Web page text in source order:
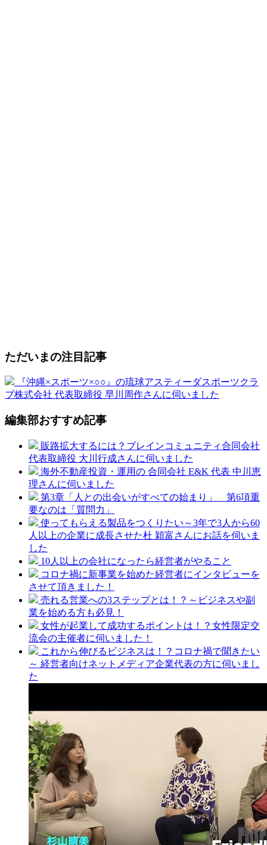
ただいまの注目記事
『沖縄×スポーツ×○○』の琉球アスティーダスポーツクラ
ブ株式会社 代表取締役 早川周作さんに伺いました
編集部おすすめ記事
販路拡大するには？ブレインコミュニティ合同会社
代表取締役 大川行成さんに伺いました
海外不動産投資・運用の 合同会社 E&K 代表 中川恵
理さんに伺いました
第3章「人との出会いがすべての始まり」 第6項重
要なのは「質問力」
使ってもらえる製品をつくりたい～3年で3人から60
人以上の企業に成長させた杜 穎富さんにお話を伺いま
した
10人以上の会社になったら経営者がやること
コロナ禍に新事業を始めた経営者にインタビューを
させて頂きました！
売れる営業への3ステップとは！？～ビジネスや副
業を始める方も必見！
女性が起業して成功するポイントは！？女性限定交
流会の主催者に伺いました！
これから伸びるビジネスは！？コロナ禍で聞きたい
～ 経営者向けネットメディア企業代表の方に伺いまし
た